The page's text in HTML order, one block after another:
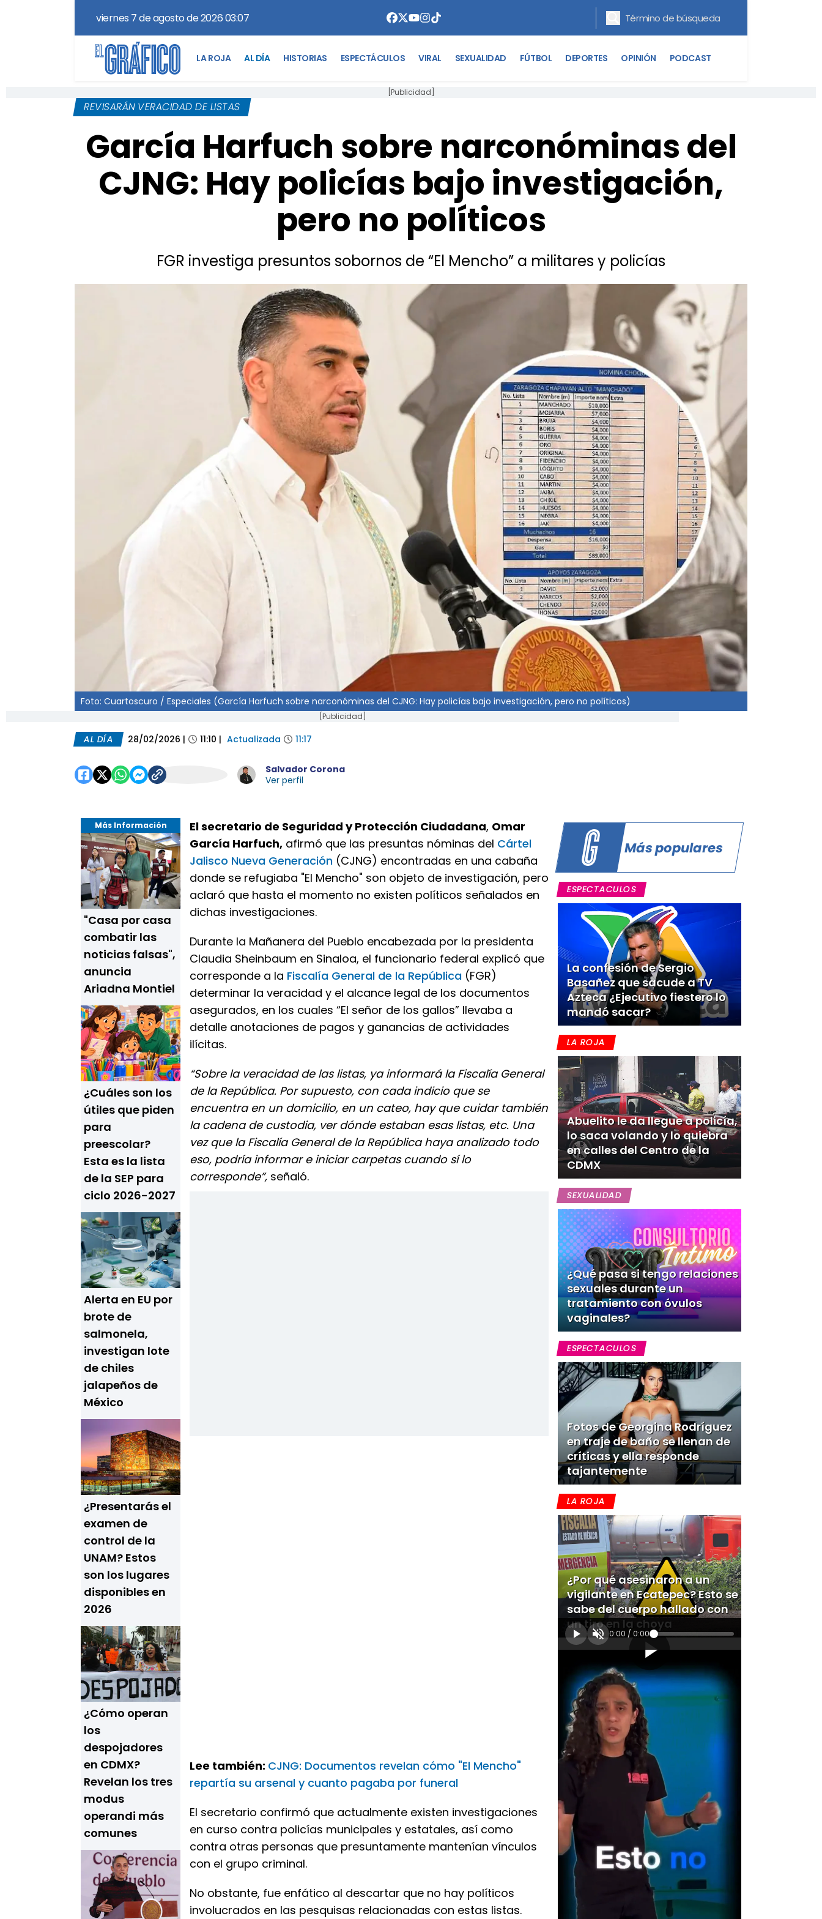
viernes 7 de agosto de 2026 03:07
LA ROJA AL DÍA HISTORIAS ESPECTÁCULOS VIRAL SEXUALIDAD FÚTBOL DEPORTES OPINIÓN PODCAST
[Publicidad]
REVISARÁN VERACIDAD DE LISTAS
García Harfuch sobre narconóminas del
CJNG: Hay policías bajo investigación,
pero no políticos
FGR investiga presuntos sobornos de “El Mencho” a militares y policías
Foto: Cuartoscuro / Especiales (García Harfuch sobre narconóminas del CJNG: Hay policías bajo investigación, pero no políticos)
[Publicidad]
AL DÍA 28/02/2026 | 11:10 | Actualizada 11:17
Salvador Corona
Ver perfil
Más Información
"Casa por casa
combatir las
noticias falsas",
anuncia
Ariadna Montiel
¿Cuáles son los
útiles que piden
para
preescolar?
Esta es la lista
de la SEP para
ciclo 2026-2027
Alerta en EU por
brote de
salmonela,
investigan lote
de chiles
jalapeños de
México
¿Presentarás el
examen de
control de la
UNAM? Estos
son los lugares
disponibles en
2026
¿Cómo operan
los
despojadores
en CDMX?
Revelan los tres
modus
operandi más
comunes
El secretario de Seguridad y Protección Ciudadana, Omar
García Harfuch, afirmó que las presuntas nóminas del Cártel
Jalisco Nueva Generación (CJNG) encontradas en una cabaña
donde se refugiaba "El Mencho" son objeto de investigación, pero
aclaró que hasta el momento no existen políticos señalados en
dichas investigaciones.
Durante la Mañanera del Pueblo encabezada por la presidenta
Claudia Sheinbaum en Sinaloa, el funcionario federal explicó que
corresponde a la Fiscalía General de la República (FGR)
determinar la veracidad y el alcance legal de los documentos
asegurados, en los cuales “El señor de los gallos” llevaba a
detalle anotaciones de pagos y ganancias de actividades
ilícitas.
“Sobre la veracidad de las listas, ya informará la Fiscalía General
de la República. Por supuesto, con cada indicio que se
encuentra en un domicilio, en un cateo, hay que cuidar también
la cadena de custodia, ver dónde estaban esas listas, etc. Una
vez que la Fiscalía General de la República haya analizado todo
eso, podría informar e iniciar carpetas cuando sí lo
corresponde”, señaló.
Lee también: CJNG: Documentos revelan cómo "El Mencho"
repartía su arsenal y cuanto pagaba por funeral
El secretario confirmó que actualmente existen investigaciones
en curso contra policías municipales y estatales, así como
contra otras personas que presuntamente mantenían vínculos
con el grupo criminal.
No obstante, fue enfático al descartar que no hay políticos
involucrados en las pesquisas relacionadas con estas listas.
Más populares
ESPECTACULOS
La confesión de Sergio
Basañez que sacude a TV
Azteca ¿Ejecutivo fiestero lo
mandó sacar?
LA ROJA
Abuelito le da llegue a policía,
lo saca volando y lo quiebra
en calles del Centro de la
CDMX
SEXUALIDAD
¿Qué pasa si tengo relaciones
sexuales durante un
tratamiento con óvulos
vaginales?
ESPECTACULOS
Fotos de Georgina Rodríguez
en traje de baño se llenan de
críticas y ella responde
tajantemente
LA ROJA
¿Por qué asesinaron a un
vigilante en Ecatepec? Esto se
sabe del cuerpo hallado con
un tiro en la choya
0:00 / 0:00
[Publicidad]